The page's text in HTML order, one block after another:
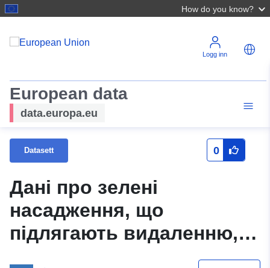
How do you know?
Logg inn
European data
data.europa.eu
Datasett 0
Дані про зелені
насадження, що
підлягають видаленню,
відповідно до виданих